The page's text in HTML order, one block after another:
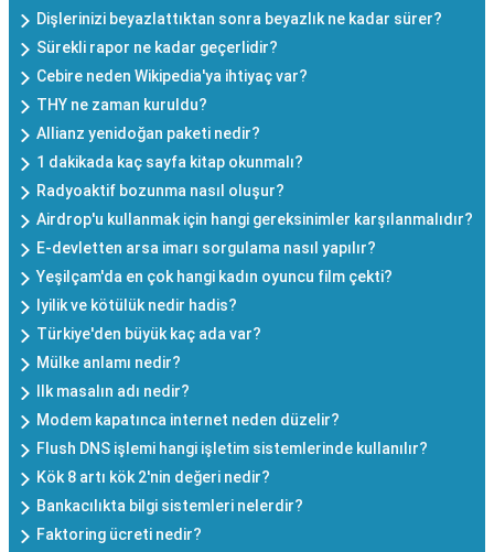
Dişlerinizi beyazlattıktan sonra beyazlık ne kadar sürer?
Sürekli rapor ne kadar geçerlidir?
Cebire neden Wikipedia'ya ihtiyaç var?
THY ne zaman kuruldu?
Allianz yenidoğan paketi nedir?
1 dakikada kaç sayfa kitap okunmalı?
Radyoaktif bozunma nasıl oluşur?
Airdrop'u kullanmak için hangi gereksinimler karşılanmalıdır?
E-devletten arsa imarı sorgulama nasıl yapılır?
Yeşilçam'da en çok hangi kadın oyuncu film çekti?
Iyilik ve kötülük nedir hadis?
Türkiye'den büyük kaç ada var?
Mülke anlamı nedir?
Ilk masalın adı nedir?
Modem kapatınca internet neden düzelir?
Flush DNS işlemi hangi işletim sistemlerinde kullanılır?
Kök 8 artı kök 2'nin değeri nedir?
Bankacılıkta bilgi sistemleri nelerdir?
Faktoring ücreti nedir?